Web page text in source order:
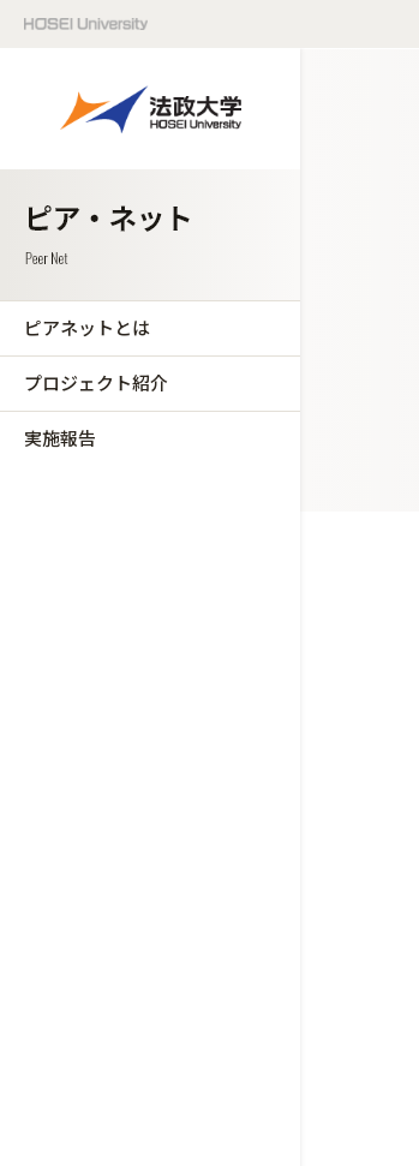
ピアネットとは
プロジェクト紹介
実施報告